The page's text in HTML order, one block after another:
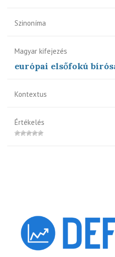
Szinoníma
Magyar kifejezés
európai elsőfokú
Kontextus
Értékelés